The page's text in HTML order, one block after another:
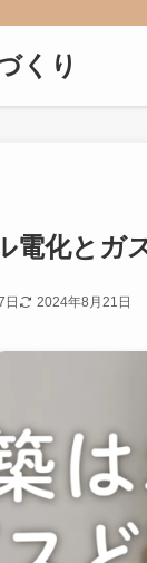
くり
電化とガ
日 2024年8月21日